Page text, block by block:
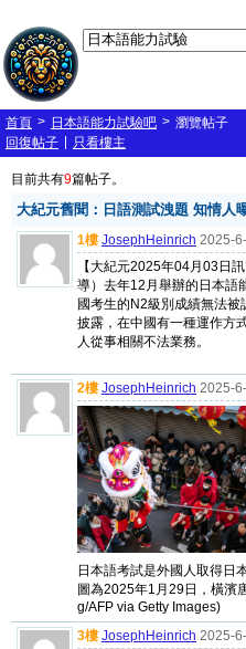
首頁 > 日本語能力試驗吧 > 瀏覽帖子
回復帖子
只看樓主
目前共有9篇帖子。
大紀元舊聞：日語測試洩題 知情人
1樓 JosephHeinrich 2025-
【大紀元2025年04月03日
導）去年12月舉辦的日本語
國考生的N2級別成績無法
披露，在中國有一種運作方
人從事相關不法業務。
2樓 JosephHeinrich 2025-
日本語考試是外國人取得日
圖為2025年1月29日，橫濱
g/AFP via Getty Images)
3樓 JosephHeinrich 2025-